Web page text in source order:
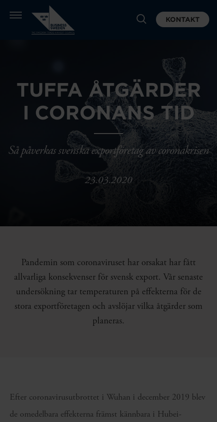
KONTAKT
TUFFA ÅTGÄRDER
I CORONANS TID
Så påverkas svenska exportföretag av coronakrisen
23.03.2020
Pandemin som coronaviruset har orsakat har fått
allvarliga konsekvenser för svensk export. Vår senaste
undersökning tar temperaturen på effekterna för de
stora exportföretagen och avslöjar vilka åtgärder som
planeras.
Efter coronavirusutbrottet i Wuhan i december 2019 blev
de omedelbara effekterna främst kännbara i Hubei-